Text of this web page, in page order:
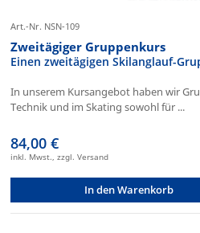
Art.-Nr. NSN-109
Zweitägiger Gruppenkurs
Einen zweitägigen Skilanglauf-
In unserem Kursangebot haben wir
Technik und im Skating sowohl für ...
84,00 €
inkl. Mwst., zzgl. Versand
In den Warenkorb